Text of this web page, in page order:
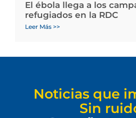
El ébola llega a los
refugiados en la RDC
Leer Más >>
Noticias que
Sin